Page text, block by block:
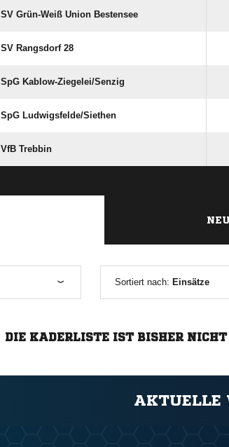
SV Grün-Weiß Union Bestensee
SV Rangsdorf 28
SpG Kablow-Ziegelei/​Senzig
SpG Ludwigsfelde/​Siethen
VfB Trebbin
Sortiert nach: Einsätze
DIE KADERLISTE IST BISHER
AKTUELLE